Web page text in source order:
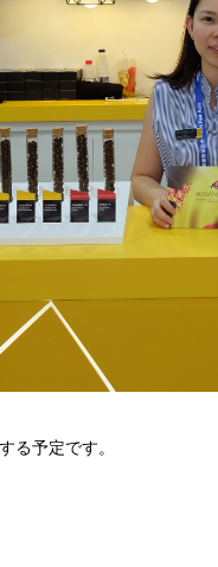
る予定です。